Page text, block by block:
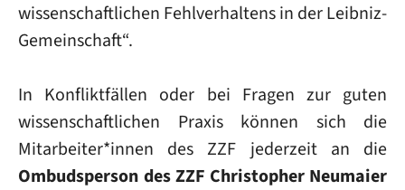
wissenschaftlichen Fehlverhaltens in der Leibniz-
Gemeinschaft“.
In Konfliktfällen oder bei Fragen zur guten
wissenschaftlichen Praxis können sich die
Mitarbeiter*innen des ZZF jederzeit an die
Ombudsperson des ZZF Christopher Neumaier